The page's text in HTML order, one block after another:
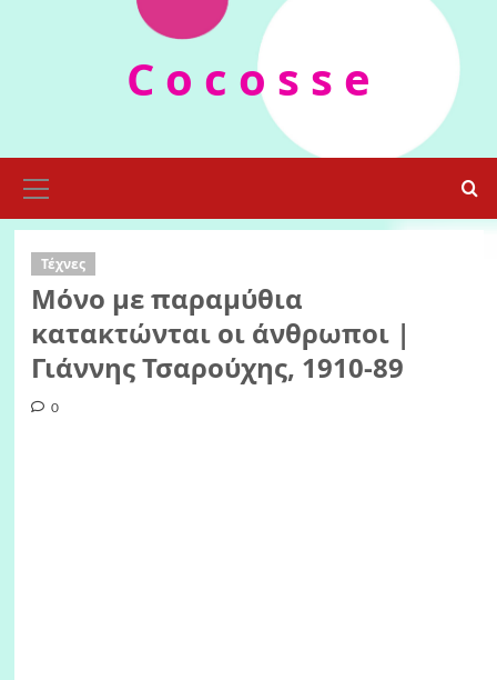
C o c o s s e
Menu
Τέχνες
Μόνο με παραμύθια
κατακτώνται οι άνθρωποι |
Γιάννης Τσαρούχης, 1910-89
0